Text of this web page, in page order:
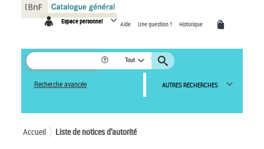
Espace personnel Aide Une question ? Historique
Tout
Recherche avancée AUTRES RECHERCHES
Accueil Liste de notices d’autorité
Panneau de gestion des cookies